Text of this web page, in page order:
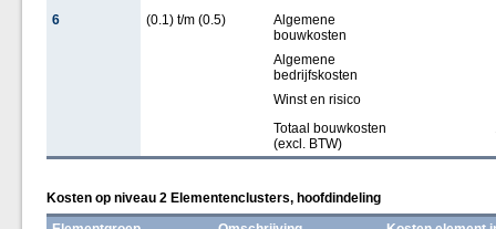
6
(0.1) t/m (0.5)
Algemene
bouwkosten
Algemene
bedrijfskosten
Winst en risico
Totaal bouwkosten
(excl. BTW)
Kosten op niveau 2 Elementenclusters, hoofdindeling